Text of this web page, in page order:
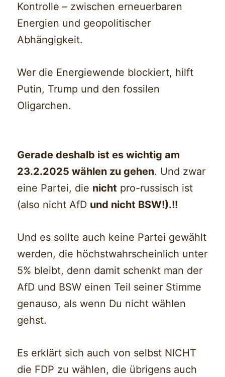
Kontrolle – zwischen erneuerbaren
Energien und geopolitischer
Abhängigkeit.
Wer die Energiewende blockiert, hilft
Putin, Trump und den fossilen
Oligarchen.
Gerade deshalb ist es wichtig am
23.2.2025 wählen zu gehen. Und zwar
eine Partei, die nicht pro-russisch ist
(also nicht AfD und nicht BSW!).!!
Und es sollte auch keine Partei gewählt
werden, die höchstwahrscheinlich unter
5% bleibt, denn damit schenkt man der
AfD und BSW einen Teil seiner Stimme
genauso, als wenn Du nicht wählen
gehst.
Es erklärt sich auch von selbst NICHT
die FDP zu wählen, die übrigens auch